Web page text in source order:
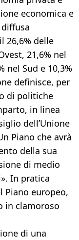
economica e
26,6% delle
21,6% nel
nel Sud e 10,3%
definisce, per
di politiche
in linea
dell’Unione
Piano che avrà
della sua
di medio
In pratica
Piano europeo,
in clamoroso
di una